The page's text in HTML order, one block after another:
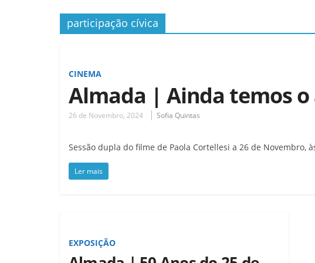
participação cívica
CINEMA
Almada | Ainda temos
26 de Novembro, 2024 Sofia Quintas
Sessão dupla do filme de Paola Cortellesi a 26 de Novembro,
Ler mais
EXPOSIÇÃO